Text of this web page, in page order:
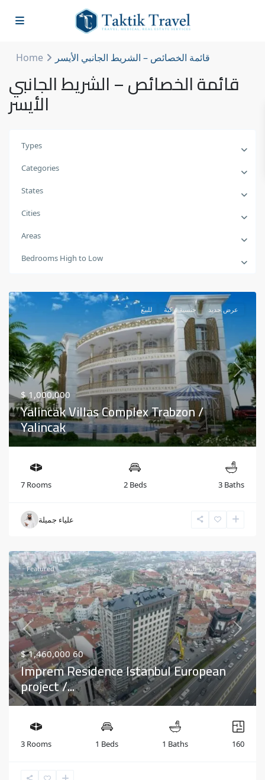
Home قائمة الخصائص – الشريط الجانبي الأيسر
قائمة الخصائص – الشريط الجانبي
الأيسر
Types
Categories
States
Cities
Areas
Bedrooms High to Low
Previous Next
للبيع جنسية تركية عرض جديد
$ 1,000,000
Yalincak Villas Complex Trabzon /
Yalincak
7 Rooms 2 Beds 3 Baths
علياء جميلة
Previous Next
Featured للبيع عرض جديد
$ 1,460,00060
Imprem Residence Istanbul European
project /...
3 Rooms 1 Beds 1 Baths 160